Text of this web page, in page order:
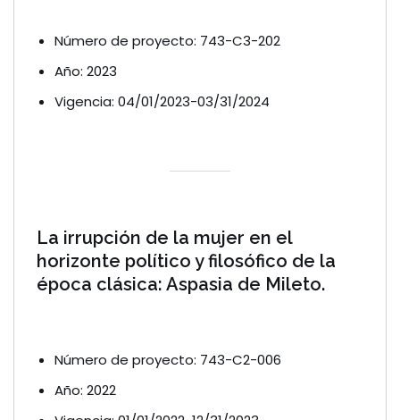
Número de proyecto: 743-C3-202
Año: 2023
Vigencia: 04/01/2023-03/31/2024
La irrupción de la mujer en el
horizonte político y filosófico de la
época clásica: Aspasia de Mileto.
Número de proyecto: 743-C2-006
Año: 2022